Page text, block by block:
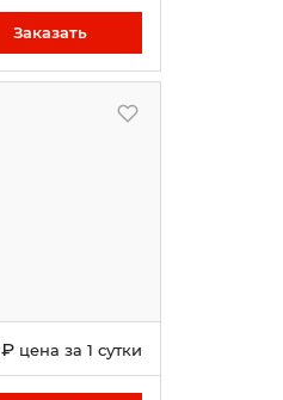
Заказать
₽ цена за 1 сутки